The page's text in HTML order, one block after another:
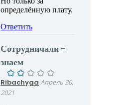
определённую плату.
Ответить
Сотрудничали -
знаем
Ribachyga Апрель 30,
2021